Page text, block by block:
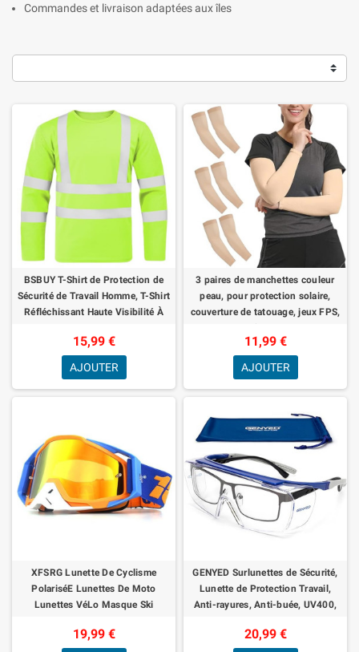
Commandes et livraison adaptées aux îles
BSBUY T-Shirt de Protection de
Sécurité de Travail Homme, T-Shirt
Réfléchissant Haute Visibilité À
15,99 €
AJOUTER
3 paires de manchettes couleur
peau, pour protection solaire,
couverture de tatouage, jeux FPS,
douces et confortables, manchett
11,99 €
AJOUTER
XFSRG Lunette De Cyclisme
PolariséE Lunettes De Moto
Lunettes VéLo Masque Ski
Descente Cross & Sp
19,99 €
GENYED Surlunettes de Sécurité,
Lunette de Protection Travail,
Anti-rayures, Anti-buée, UV400,
Enveloppantes
20,99 €